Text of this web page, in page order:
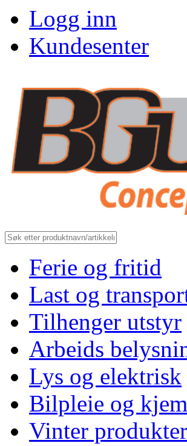
Logg inn
Kundesenter
Ferie og fritid
Last og
Tilhenger utstyr
Arbeids
Lys og elektrisk
Bilpleie og
Vinter produkter